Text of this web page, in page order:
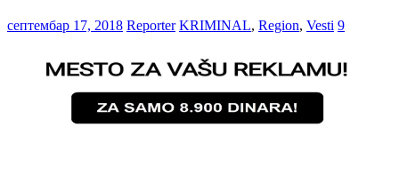
септембар 17, 2018 Reporter KRIMINAL, Region, Vesti 9